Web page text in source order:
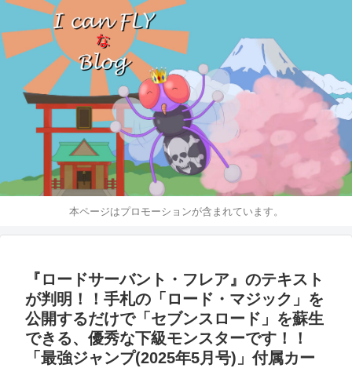
本ページはプロモーションが含まれています。
『ロードサーバント・フレア』のテキスト
が判明！！手札の「ロード・マジック」を
公開するだけで「セブンスロード」を蘇生
できる、優秀な下級モンスターです！！
「最強ジャンプ(2025年5月号)」付属カー